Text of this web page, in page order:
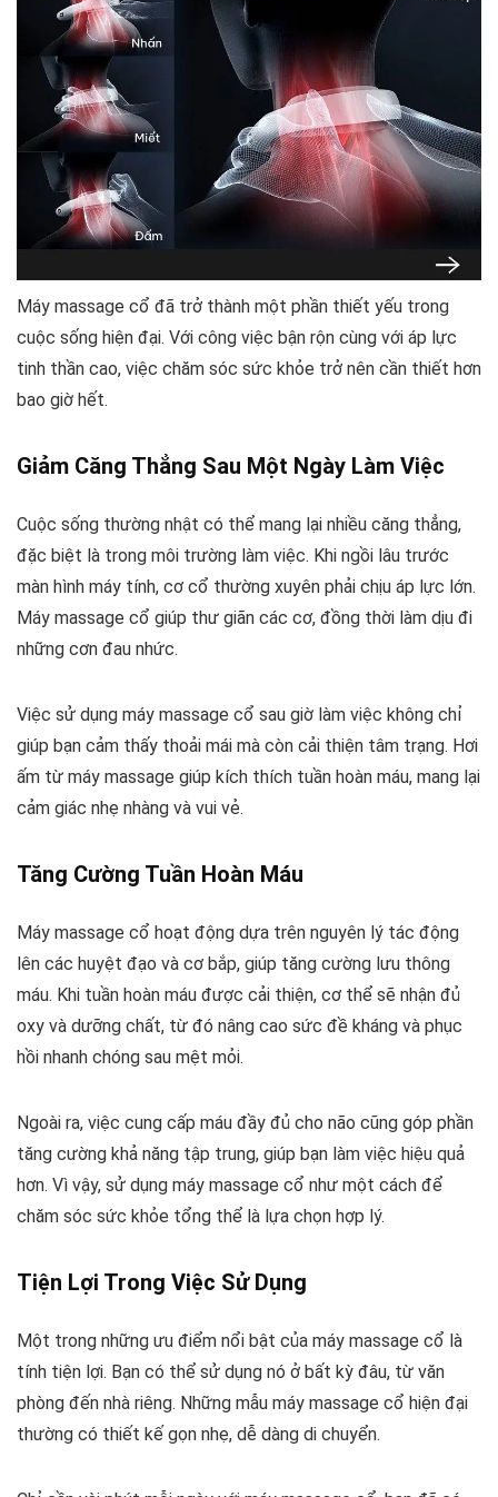
Máy massage cổ đã trở thành một phần thiết yếu trong
cuộc sống hiện đại. Với công việc bận rộn cùng với áp lực
tinh thần cao, việc chăm sóc sức khỏe trở nên cần thiết hơn
bao giờ hết.
Giảm Căng Thẳng Sau Một Ngày Làm Việc
Cuộc sống thường nhật có thể mang lại nhiều căng thẳng,
đặc biệt là trong môi trường làm việc. Khi ngồi lâu trước
màn hình máy tính, cơ cổ thường xuyên phải chịu áp lực lớn.
Máy massage cổ giúp thư giãn các cơ, đồng thời làm dịu đi
những cơn đau nhức.
Việc sử dụng máy massage cổ sau giờ làm việc không chỉ
giúp bạn cảm thấy thoải mái mà còn cải thiện tâm trạng. Hơi
ấm từ máy massage giúp kích thích tuần hoàn máu, mang lại
cảm giác nhẹ nhàng và vui vẻ.
Tăng Cường Tuần Hoàn Máu
Máy massage cổ hoạt động dựa trên nguyên lý tác động
lên các huyệt đạo và cơ bắp, giúp tăng cường lưu thông
máu. Khi tuần hoàn máu được cải thiện, cơ thể sẽ nhận đủ
oxy và dưỡng chất, từ đó nâng cao sức đề kháng và phục
hồi nhanh chóng sau mệt mỏi.
Ngoài ra, việc cung cấp máu đầy đủ cho não cũng góp phần
tăng cường khả năng tập trung, giúp bạn làm việc hiệu quả
hơn. Vì vậy, sử dụng máy massage cổ như một cách để
chăm sóc sức khỏe tổng thể là lựa chọn hợp lý.
Tiện Lợi Trong Việc Sử Dụng
Một trong những ưu điểm nổi bật của máy massage cổ là
tính tiện lợi. Bạn có thể sử dụng nó ở bất kỳ đâu, từ văn
phòng đến nhà riêng. Những mẫu máy massage cổ hiện đại
thường có thiết kế gọn nhẹ, dễ dàng di chuyển.